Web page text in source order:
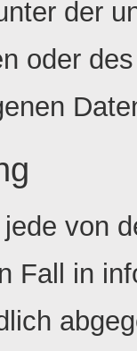
der
oder
von
Fall in